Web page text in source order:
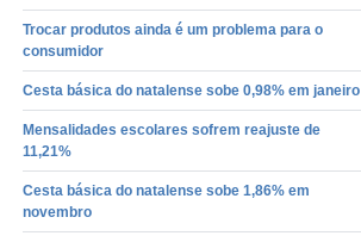
Trocar produtos ainda é um problema para o
consumidor
Cesta básica do natalense sobe 0,98% em janeiro
Mensalidades escolares sofrem reajuste de
11,21%
Cesta básica do natalense sobe 1,86% em
novembro